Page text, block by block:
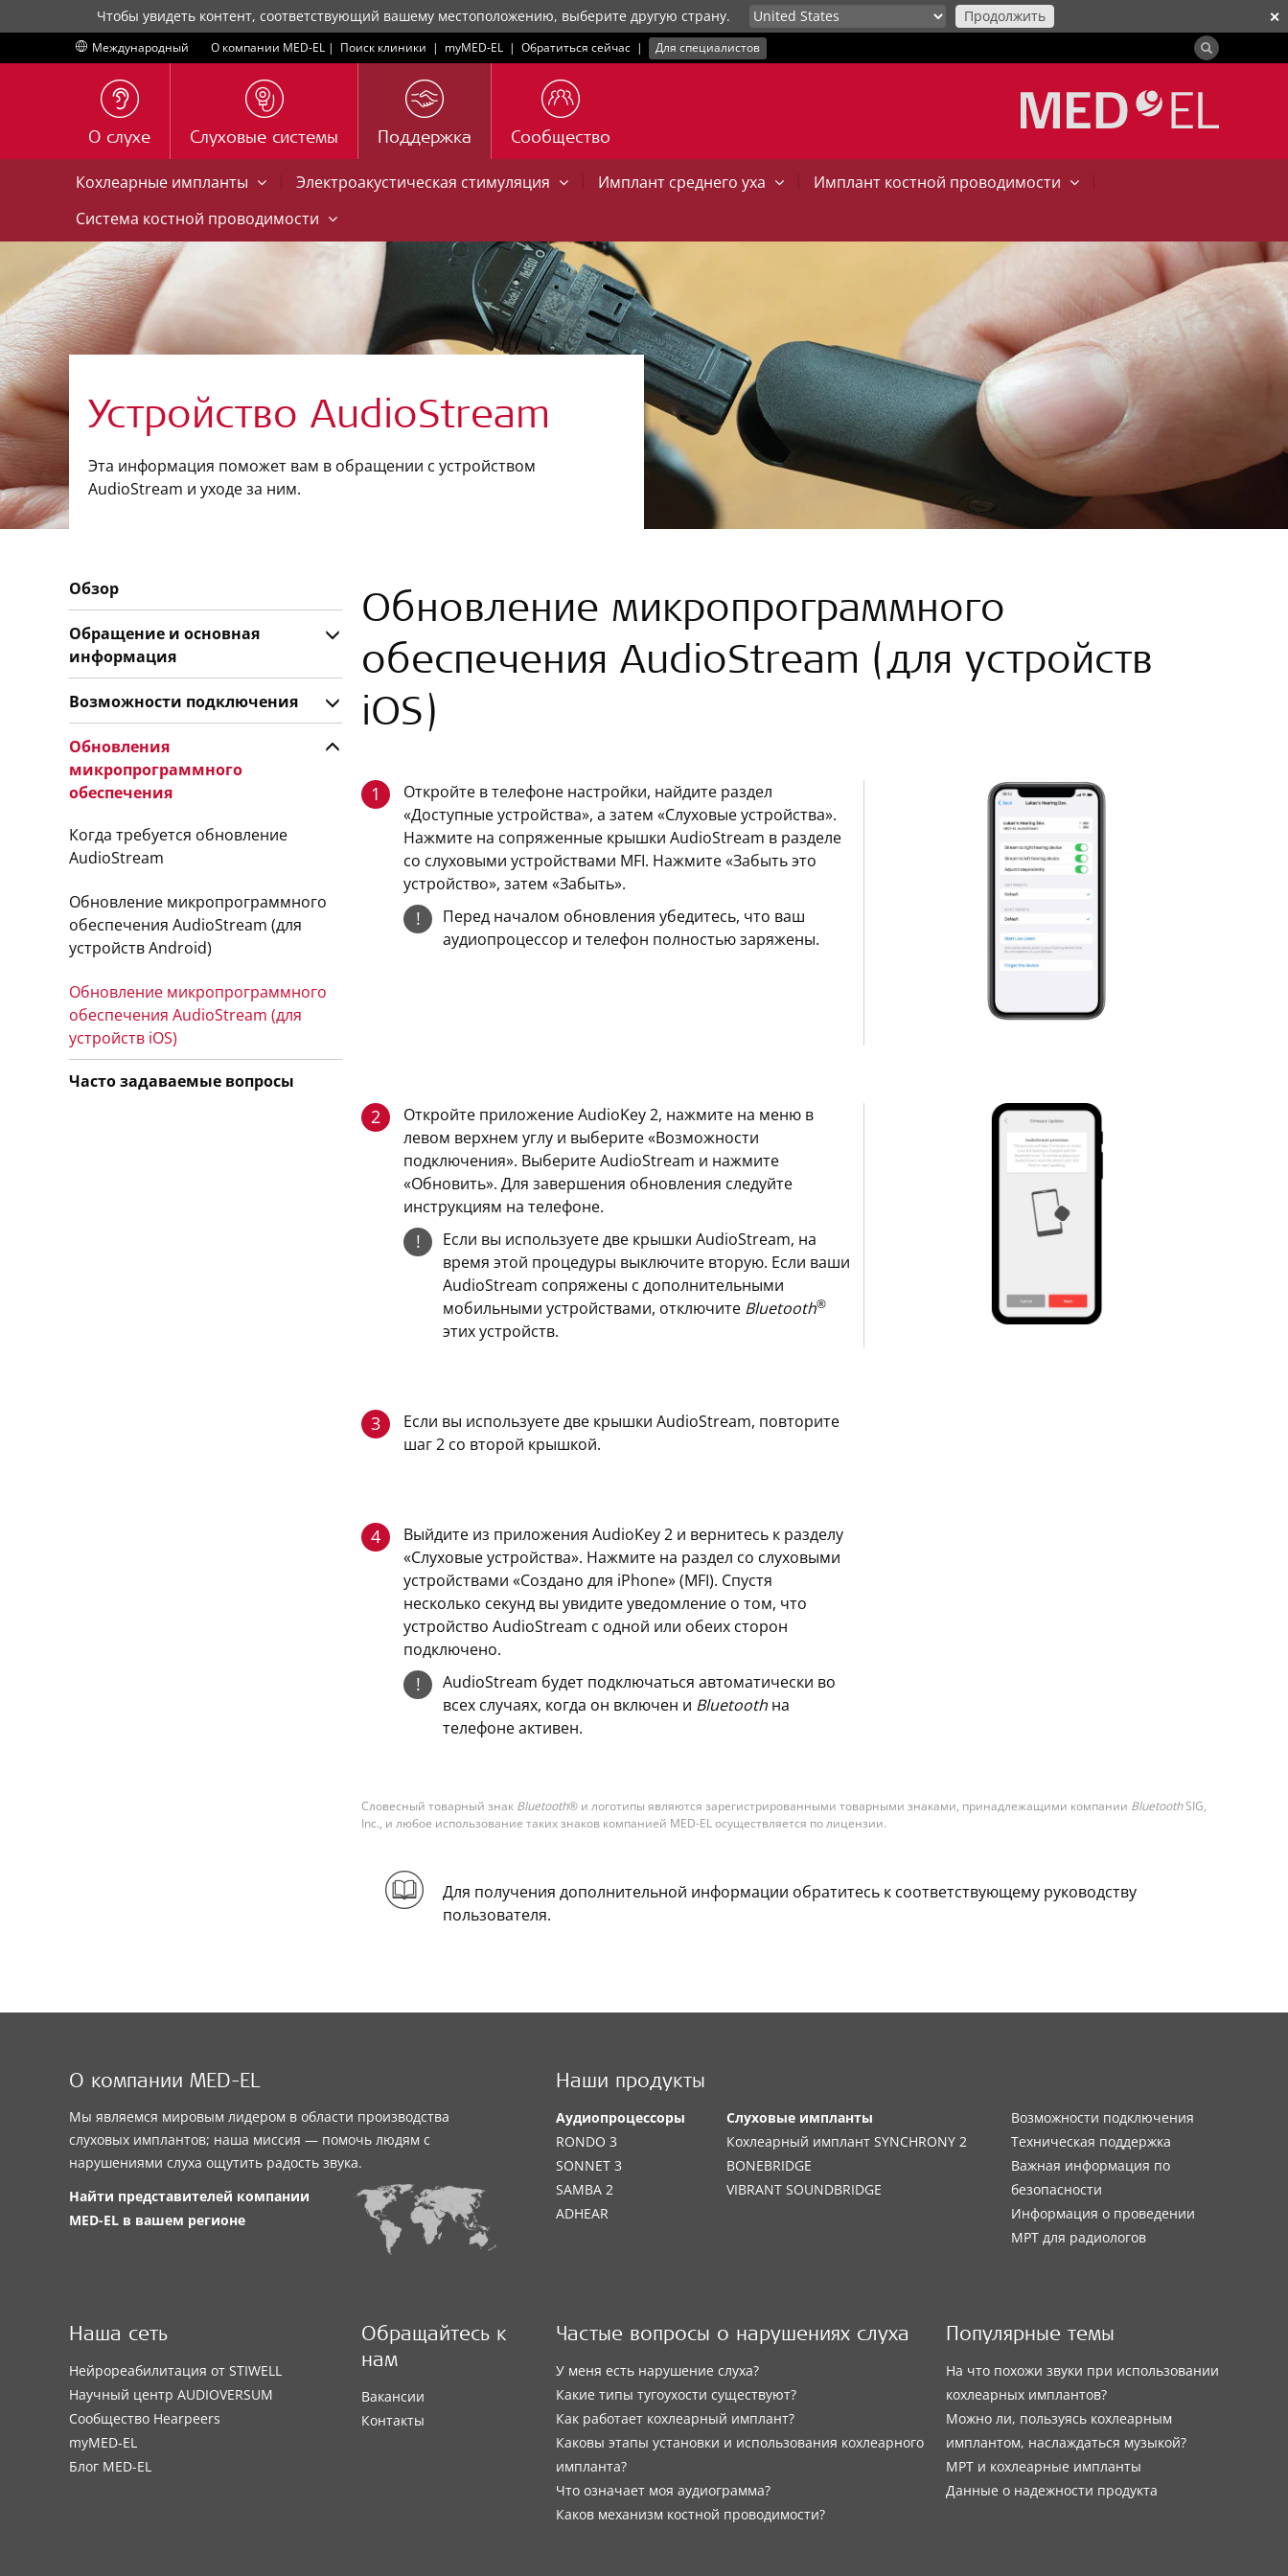
✕
Чтобы увидеть контент, соответствующий вашему местоположению, выберите другую страну. Продолжить
Международный О компании MED-EL | Поиск клиники | myMED‑EL | Обратиться сейчас | Для специалистов
О слухе Слуховые системы Поддержка Сообщество
Кохлеарные импланты | Электроакустическая стимуляция | Имплант среднего уха | Имплант костной проводимости
|
Система костной проводимости
Устройство AudioStream
Эта информация поможет вам в обращении с устройством
AudioStream и уходе за ним.
Обновление микропрограммного
обеспечения AudioStream (для устройств
iOS)
1
Откройте в телефоне настройки, найдите раздел
«Доступные устройства», а затем «Слуховые устройства».
Нажмите на сопряженные крышки AudioStream в разделе
со слуховыми устройствами MFI. Нажмите «Забыть это
устройство», затем «Забыть».
!
Перед началом обновления убедитесь, что ваш
аудиопроцессор и телефон полностью заряжены.
2
Откройте приложение AudioKey 2, нажмите на меню в
левом верхнем углу и выберите «Возможности
подключения». Выберите AudioStream и нажмите
«Обновить». Для завершения обновления следуйте
инструкциям на телефоне.
!
Если вы используете две крышки AudioStream, на
время этой процедуры выключите вторую. Если ваши
AudioStream сопряжены с дополнительными
мобильными устройствами, отключите Bluetooth®
этих устройств.
3
Если вы используете две крышки AudioStream, повторите
шаг 2 со второй крышкой.
4
Выйдите из приложения AudioKey 2 и вернитесь к разделу
«Слуховые устройства». Нажмите на раздел со слуховыми
устройствами «Создано для iPhone» (MFI). Спустя
несколько секунд вы увидите уведомление о том, что
устройство AudioStream с одной или обеих сторон
подключено.
!
AudioStream будет подключаться автоматически во
всех случаях, когда он включен и Bluetooth на
телефоне активен.
Словесный товарный знак Bluetooth® и логотипы являются зарегистрированными товарными знаками, принадлежащими компании BluetoothSIG,
Inc., и любое использование таких знаков компанией MED-EL осуществляется по лицензии.
Для получения дополнительной информации обратитесь к соответствующему руководству
пользователя.
Обзор
Обращение и основная
информация
Возможности подключения
Обновления
микропрограммного
обеспечения
Когда требуется обновление
AudioStream
Обновление микропрограммного
обеспечения AudioStream (для
устройств Android)
Обновление микропрограммного
обеспечения AudioStream (для
устройств iOS)
Часто задаваемые вопросы
О компании MED-EL
Мы являемся мировым лидером в области производства
слуховых имплантов; наша миссия — помочь людям с
нарушениями слуха ощутить радость звука.
Найти представителей компании
MED-EL в вашем регионе
Наши продукты
Аудиопроцессоры
RONDO 3
SONNET 3
SAMBA 2
ADHEAR
Слуховые импланты
Кохлеарный имплант SYNCHRONY 2
BONEBRIDGE
VIBRANT SOUNDBRIDGE
Возможности подключения
Техническая поддержка
Важная информация по
безопасности
Информация о проведении
МРТ для радиологов
Частые вопросы о нарушениях слуха
У меня есть нарушение слуха?
Какие типы тугоухости существуют?
Как работает кохлеарный имплант?
Каковы этапы установки и использования кохлеарного
импланта?
Что означает моя аудиограмма?
Каков механизм костной проводимости?
Популярные темы
На что похожи звуки при использовании
кохлеарных имплантов?
Можно ли, пользуясь кохлеарным
имплантом, наслаждаться музыкой?
МРТ и кохлеарные импланты
Данные о надежности продукта
Наша сеть
Нейрореабилитация от STIWELL
Научный центр AUDIOVERSUM
Сообщество Hearpeers
myMED‑EL
Блог MED-EL
Обращайтесь к
нам
Вакансии
Контакты